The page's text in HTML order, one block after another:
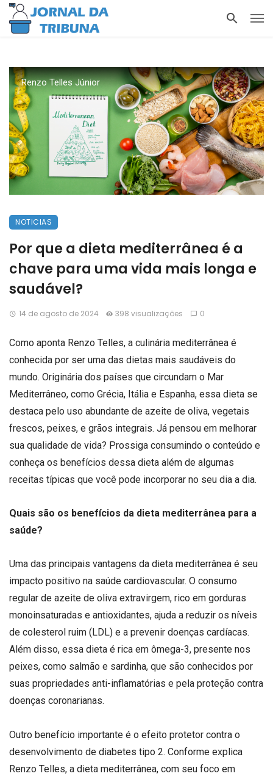
Renzo Telles Júnior
NOTICIAS
Por que a dieta mediterrânea é a
chave para uma vida mais longa e
saudável?
14 de agosto de 2024 398 visualizações 0
Como aponta Renzo Telles, a culinária mediterrânea é
conhecida por ser uma das dietas mais saudáveis do
mundo. Originária dos países que circundam o Mar
Mediterrâneo, como Grécia, Itália e Espanha, essa dieta se
destaca pelo uso abundante de azeite de oliva, vegetais
frescos, peixes, e grãos integrais. Já pensou em melhorar
sua qualidade de vida? Prossiga consumindo o conteúdo e
conheça os benefícios dessa dieta além de algumas
receitas típicas que você pode incorporar no seu dia a dia.
Quais são os benefícios da dieta mediterrânea para a
saúde?
Uma das principais vantagens da dieta mediterrânea é seu
impacto positivo na saúde cardiovascular. O consumo
regular de azeite de oliva extravirgem, rico em gorduras
monoinsaturadas e antioxidantes, ajuda a reduzir os níveis
de colesterol ruim (LDL) e a prevenir doenças cardíacas.
Além disso, essa dieta é rica em ômega-3, presente nos
peixes, como salmão e sardinha, que são conhecidos por
suas propriedades anti-inflamatórias e pela proteção contra
doenças coronarianas.
Outro benefício importante é o efeito protetor contra o
desenvolvimento de diabetes tipo 2. Conforme explica
Renzo Telles, a dieta mediterrânea, com seu foco em